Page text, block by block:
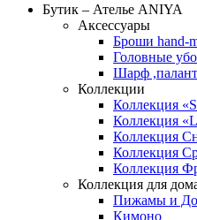
Бутик – Ателье ANIYA
Аксессуары
Броши hand-
Головные
Шарф
Коллекции
Коллекция
Коллекция
Коллекция
Коллекция
Коллекция
Коллекция для
Пижамы и
Кимоно